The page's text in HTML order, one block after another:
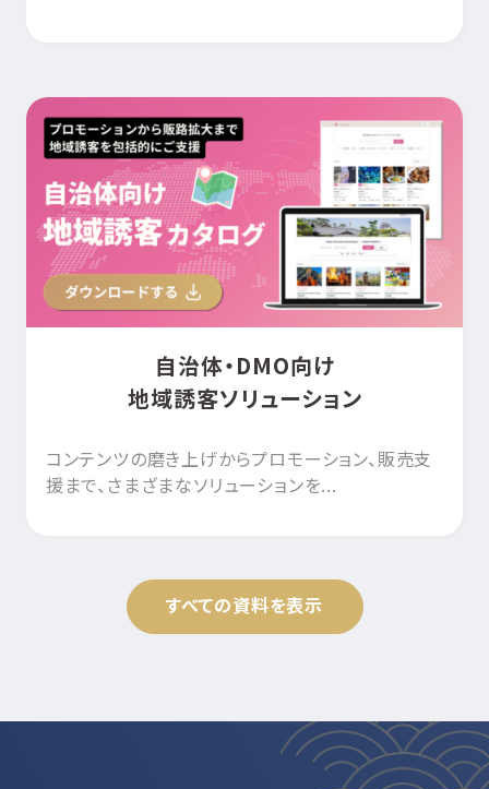
自治体・DMO向け
地域誘客ソリューション
コンテンツの磨き上げからプロモーション、販売支
援まで、さまざまなソリューションを...
すべての資料を表示